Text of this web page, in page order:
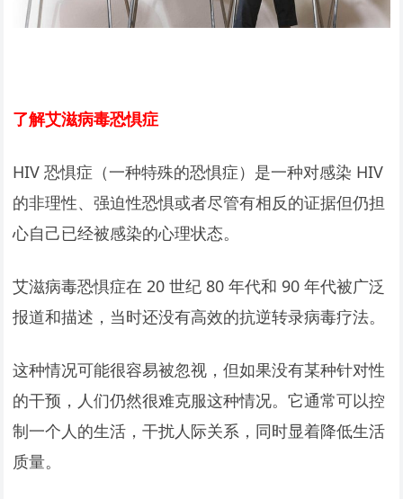
了解艾滋病毒恐惧症
HIV 恐惧症（一种特殊的恐惧症）是一种对感染 HIV
的非理性、强迫性恐惧或者尽管有相反的证据但仍担
心自己已​​经被感染的心理状态。
艾滋病毒恐惧症在 20 世纪 80 年代和 90 年代被广泛
报道和描述，当时还没有高效的抗逆转录病毒疗法。
这种情况可能很容易被忽视，但如果没有某种针对性
的干预，人们仍然很难克服这种情况。它通常可以控
制一个人的生活，干扰人际关系，同时显着降低生活
质量。